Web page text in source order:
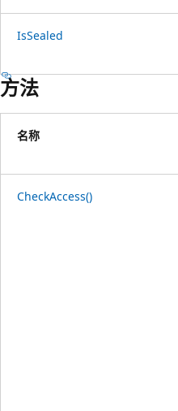
IsSealed
方法
名称
CheckAccess()